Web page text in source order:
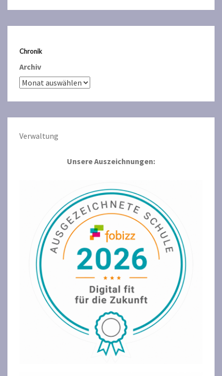
Chronik
Archiv
Verwaltung
Unsere Auszeichnungen: